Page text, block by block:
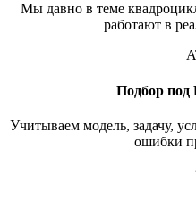
Мы давно в теме
работают в
Подбор под
Учитываем модель, задачу,
ошибки